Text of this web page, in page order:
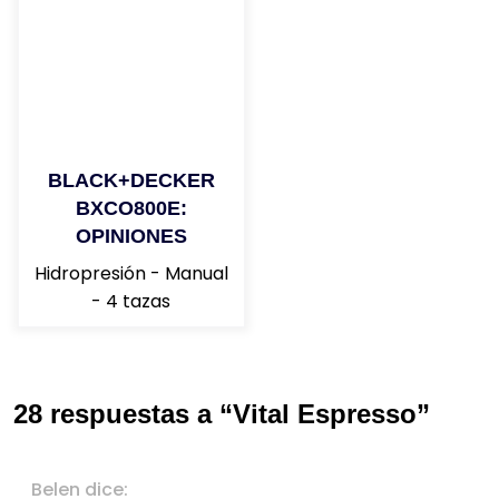
BLACK+DECKER
BXCO800E:
OPINIONES
Hidropresión - Manual
- 4 tazas
28 respuestas a “Vital Espresso”
Belen dice: